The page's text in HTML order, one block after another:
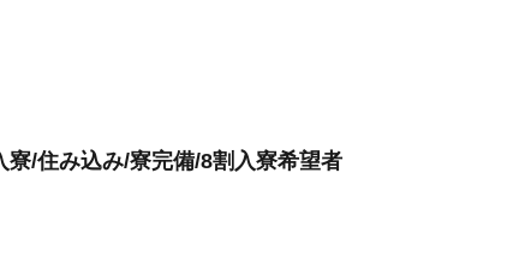
/住み込み/寮完備/8割入寮希望者